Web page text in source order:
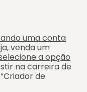
uma conta
venda um
a opção
na carreira de
de